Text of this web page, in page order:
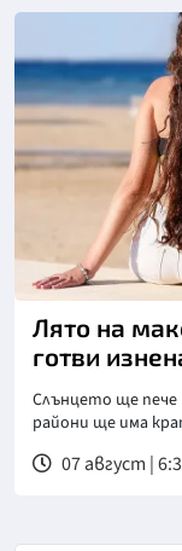
Лято на
готви
Слънцето ще пече
райони ще има
07 август |